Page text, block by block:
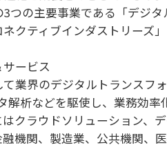
つの主要事業である「デジ
クティブインダストリーズ」
ービス
業界のデジタルトランスフ
解析などを駆使し、業務効
クラウドソリューション、
機関、製造業、公共機関、